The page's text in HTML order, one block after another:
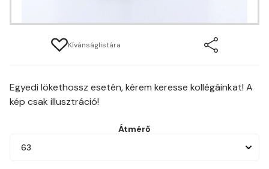
Kívánságlistára
Egyedi lökethossz esetén, kérem keresse kollégáinkat! A
kép csak illusztráció!
Átmérő
63